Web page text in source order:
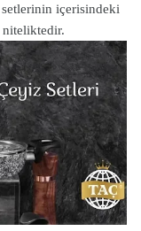
setlerinin içerisindeki
niteliktedir.